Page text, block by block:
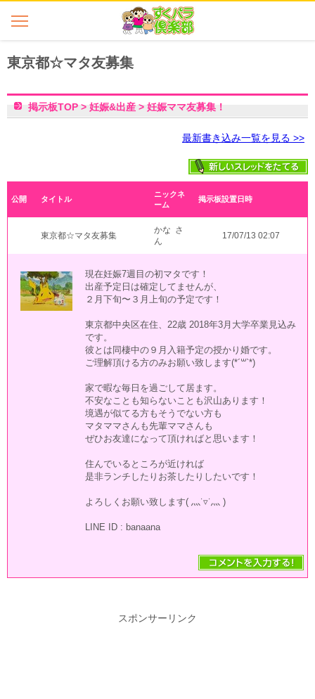
東京都☆マタ友募集
最新書き込み一覧を見る >>
掲示板TOP > 妊娠&出産 > 妊娠ママ友募集！
公開 タイトル
ニックネ
ーム
掲示板設置日時
東京都☆マタ友募集
かな さ
ん
17/07/13 02:07
現在妊娠7週目の初マタです！
出産予定日は確定してませんが、
２月下旬〜３月上旬の予定です！
東京都中央区在住、22歳 2018年3月大学卒業見込み
です。
彼とは同棲中の９月入籍予定の授かり婚です。
ご理解頂ける方のみお願い致します(*´꒳`*)
家で暇な毎日を過ごして居ます。
不安なことも知らないことも沢山あります！
境遇が似てる方もそうでない方も
マタママさんも先輩ママさんも
ぜひお友達になって頂ければと思います！
住んでいるところが近ければ
是非ランチしたりお茶したりしたいです！
よろしくお願い致します( 灬˙▿˙灬 )
LINE ID : banaana
スポンサーリンク